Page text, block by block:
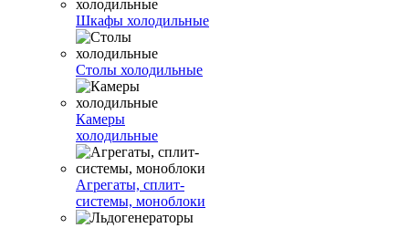
Шкафы холодильные
Столы холодильные
Камеры
холодильные
Агрегаты, сплит-
системы, моноблоки